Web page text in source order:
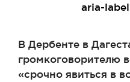
aria-
В Дербенте в
громкоговорителю
«срочно явиться в